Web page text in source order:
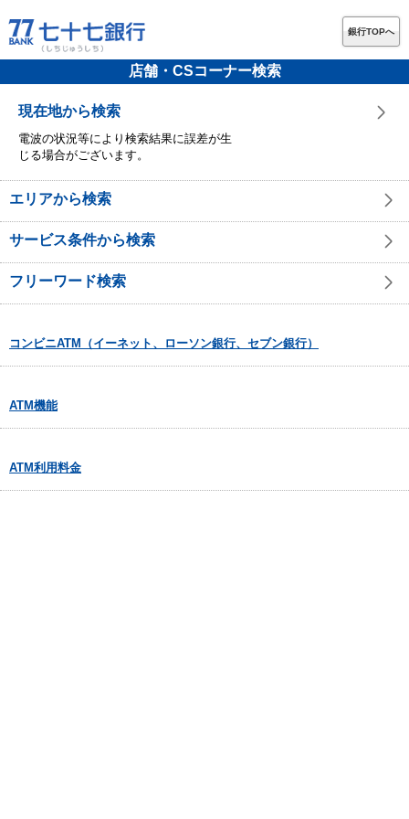
銀行TOPへ
店舗・CSコーナー検索
現在地から検索
電波の状況等により検索結果に誤差が生
じる場合がございます。
エリアから検索
サービス条件から検索
フリーワード検索
コンビニATM（イーネット、ローソン銀行、セブン銀行）
ATM機能
ATM利用料金